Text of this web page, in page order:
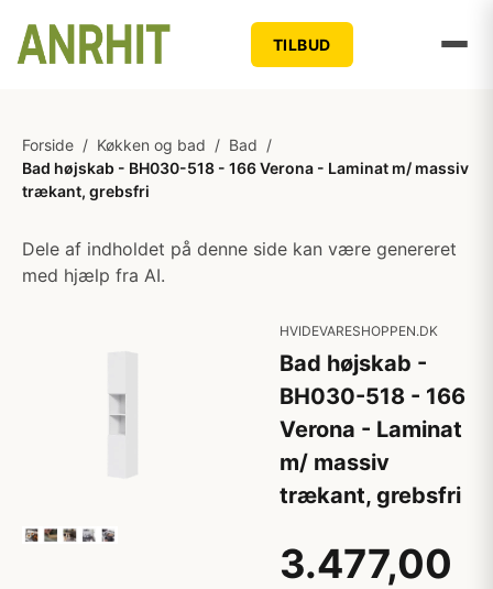
TILBUD
Forside / Køkken og bad / Bad /
Bad højskab - BH030-518 - 166 Verona - Laminat m/ massiv
trækant, grebsfri
Dele af indholdet på denne side kan være genereret
med hjælp fra AI.
HVIDEVARESHOPPEN.DK
Bad højskab -
BH030-518 - 166
Verona - Laminat
m/ massiv
trækant, grebsfri
3.477,00